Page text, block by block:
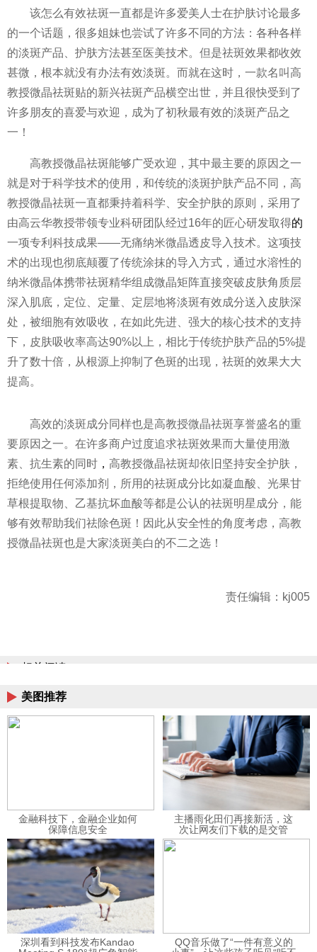
该怎么有效祛斑一直都是许多爱美人士在护肤讨论最多
的一个话题，很多姐妹也尝试了许多不同的方法：各种各样
的淡斑产品、护肤方法甚至医美技术。但是祛斑效果都收效
甚微，根本就没有办法有效淡斑。而就在这时，一款名叫高
教授微晶祛斑贴的新兴祛斑产品横空出世，并且很快受到了
许多朋友的喜爱与欢迎，成为了初秋最有效的淡斑产品之
一！
高教授微晶祛斑能够广受欢迎，其中最主要的原因之一
就是对于科学技术的使用，和传统的淡斑护肤产品不同，高
教授微晶祛斑一直都秉持着科学、安全护肤的原则，采用了
由高云华教授带领专业科研团队经过16年的匠心研发取得的
一项专利科技成果——无痛纳米微晶透皮导入技术。这项技
术的出现也彻底颠覆了传统涂抹的导入方式，通过水溶性的
纳米微晶体携带祛斑精华组成微晶矩阵直接突破皮肤角质层
深入肌底，定位、定量、定层地将淡斑有效成分送入皮肤深
处，被细胞有效吸收，在如此先进、强大的核心技术的支持
下，皮肤吸收率高达90%以上，相比于传统护肤产品的5%提
升了数十倍，从根源上抑制了色斑的出现，祛斑的效果大大
提高。
高效的淡斑成分同样也是高教授微晶祛斑享誉盛名的重
要原因之一。在许多商户过度追求祛斑效果而大量使用激
素、抗生素的同时 ， 高教授微晶祛斑却依旧坚持安全护肤，
拒绝使用任何添加剂，所用的祛斑成分比如凝血酸、光果甘
草根提取物、乙基抗坏血酸等都是公认的祛斑明星成分，能
够有效帮助我们祛除色斑！因此从安全性的角度考虑，高教
授微晶祛斑也是大家淡斑美白的不二之选！
责任编辑：kj005
相关阅读
美图推荐
金融科技下，金融企业如何
保障信息安全
主播雨化田们再接新活，这
次让网友们下载的是交管
12123APP
深圳看到科技发布Kandao
QQ音乐做了“一件有意义的